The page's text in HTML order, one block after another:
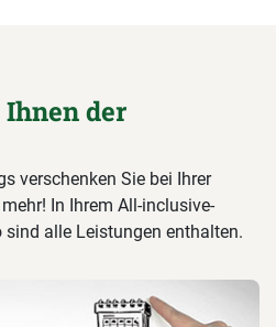
der
verschenken Sie bei Ihrer
In Ihrem All-inclusive-
sind alle Leistungen enthalten.